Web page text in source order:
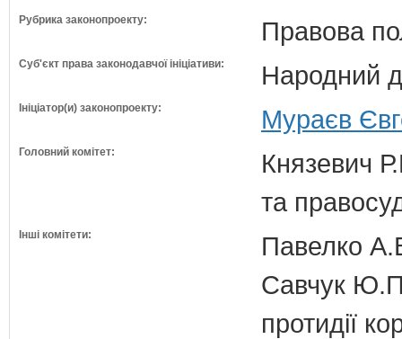
Рубрика законопроекту: Правова
Суб'єкт права законодавчої ініціативи: Народний
Ініціатор(и) законопроекту: Мураєв
Головний комітет:
Князевич
та
Інші комітети:
Павелко
Савчук Ю.П.
протидії